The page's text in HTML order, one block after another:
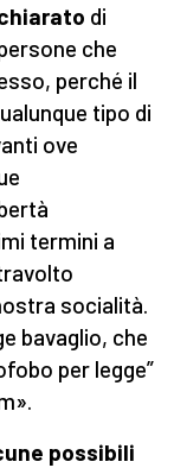
di
che
perché il
tipo di
ove
termini a
socialità.
bavaglio, che
per legge”
possibili